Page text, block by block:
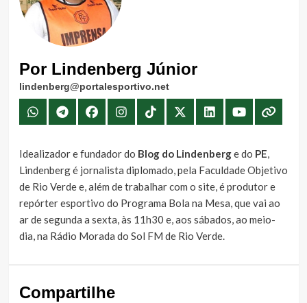
Por Lindenberg Júnior
lindenberg@portalesportivo.net
Idealizador e fundador do Blog do Lindenberge do PE,
Lindenberg é jornalista diplomado, pela Faculdade Objetivo
de Rio Verde e, além de trabalhar com o site, é produtor e
repórter esportivo do Programa Bola na Mesa, que vai ao
ar de segunda a sexta, às 11h30 e, aos sábados, ao meio-
dia, na Rádio Morada do Sol FM de Rio Verde.
Compartilhe